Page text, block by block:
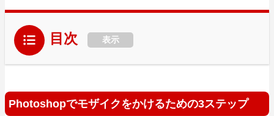
目次 表示
Photoshopでモザイクをかけるための3ステップ